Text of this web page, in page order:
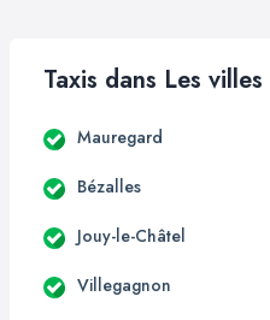
Taxis dans Les
Mauregard
Bézalles
Jouy-le-Châtel
Villegagnon